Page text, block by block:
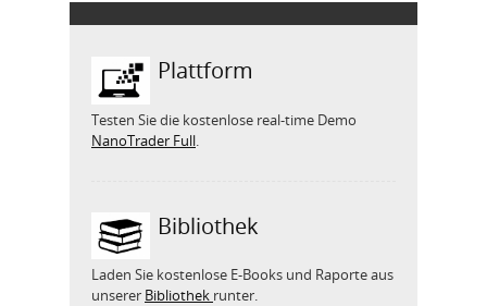
Plattform
Testen Sie die kostenlose real-time Demo
NanoTrader Full.
Bibliothek
Laden Sie kostenlose E-Books und Raporte aus
unserer Bibliothek runter.